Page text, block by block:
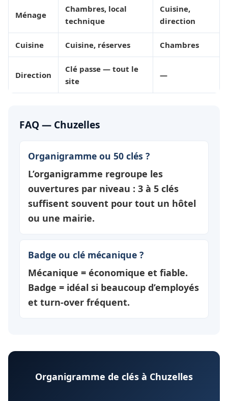
Ménage
Chambres, local
technique
Cuisine,
direction
Cuisine Cuisine, réserves Chambres
Direction
Clé passe — tout le
site
—
FAQ — Chuzelles
Organigramme ou 50 clés ?
L’organigramme regroupe les
ouvertures par niveau : 3 à 5 clés
suffisent souvent pour tout un hôtel
ou une mairie.
Badge ou clé mécanique ?
Mécanique = économique et fiable.
Badge = idéal si beaucoup d’employés
et turn-over fréquent.
Organigramme de clés à Chuzelles